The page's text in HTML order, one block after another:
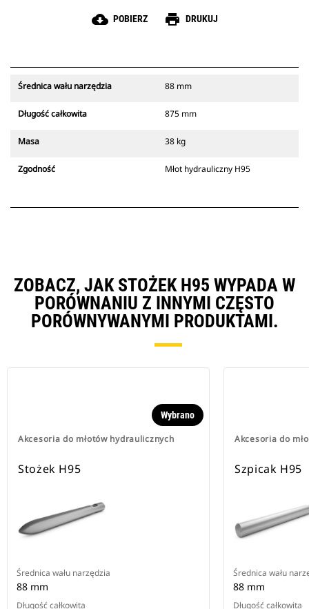
cloud_download POBIERZ print DRUKUJ
Średnica wału narzędzia 88 mm
Długość całkowita 875 mm
Masa 38 kg
Zgodność Młot hydrauliczny H95
ZOBACZ, JAK STOŻEK H95 WYPADA W
PORÓWNANIU Z INNYMI CZĘSTO
PORÓWNYWANYMI PRODUKTAMI.
Akcesoria do młotów hydraulicznych
Wybrano
Stożek H95
Średnica wału narzędzia
88 mm
Długość całkowita
Akcesoria do
Szpicak H95
Średnica wału
88 mm
Długość całkowita